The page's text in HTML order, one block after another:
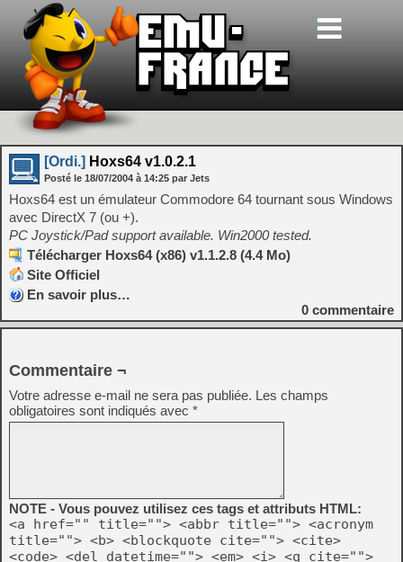
[Ordi.] Hoxs64 v1.0.2.1
Posté le 18/07/2004 à 14:25 par Jets
Hoxs64 est un émulateur Commodore 64 tournant sous Windows
avec DirectX 7 (ou +).
PC Joystick/Pad support available. Win2000 tested.
Télécharger Hoxs64 (x86) v1.1.2.8 (4.4 Mo)
Site Officiel
En savoir plus…
0 commentaire
Commentaire ¬
Votre adresse e-mail ne sera pas publiée. Les champs
obligatoires sont indiqués avec *
NOTE - Vous pouvez utilisez ces tags et attributs HTML:
<a href="" title=""> <abbr title=""> <acronym
title=""> <b> <blockquote cite=""> <cite>
<code> <del datetime=""> <em> <i> <q cite="">